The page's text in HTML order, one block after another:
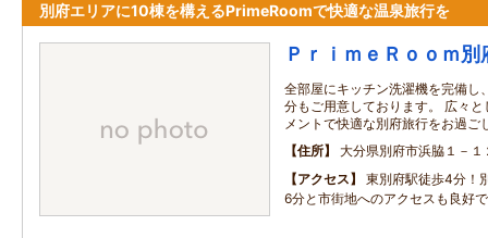
別府エリアに10棟を構えるPrimeRoomで快適な温泉旅行を
ＰｒｉｍｅＲｏｏｍ
全部屋にキッチン洗濯機を完備し
分もご用意しております。 広々
メントで快適な別府旅行をお過ご
住所
大分県別府市浜脇１－１
アクセス
東別府駅徒歩4分！
6分と市街地へのアクセスも良好